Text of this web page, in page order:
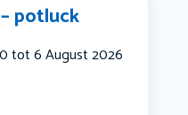
potluck
tot 6 August 2026